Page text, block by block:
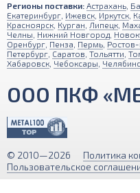
Регионы поставки: Астрахань
Екатеринбург Ижевск Иркутск
Красноярск Курган Липецк
Челны Нижний Новгород
Оренбург Пенза Пермь
Петербург Саратов Тольятти
Хабаровск Чебоксары
ООО ПКФ
© 2010—2026
Политика
Пользовательское